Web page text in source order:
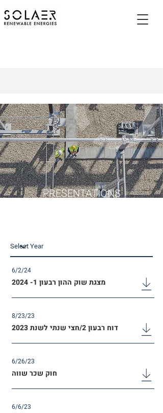
PRESENTATIONS
6/2/24
מצגת שוק ההון רבעון 1- 2024
8/23/23
דוח רבעון 2/חצי שנתי לשנת 2023
6/26/23
חוק שכר שווה
6/6/23